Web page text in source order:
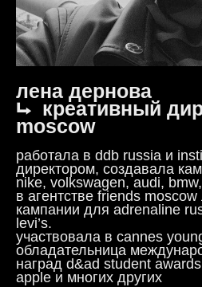
лена дернова
⮡ креативный
moscow
работала в ddb russia и
директором, создавала
nike, volkswagen, audi,
в агентстве friends
кампании для adrenaline
levi’s.
участвовала в cannes
обладательница
наград d&ad student
apple и многих других